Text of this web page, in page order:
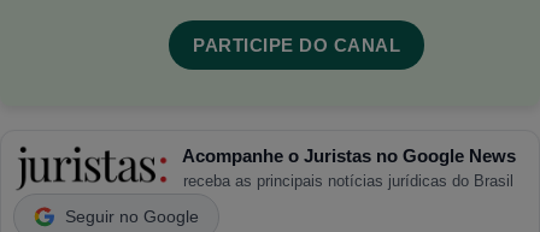
PARTICIPE DO CANAL
Acompanhe o Juristas no Google News
receba as principais notícias jurídicas do Brasil
Seguir no Google